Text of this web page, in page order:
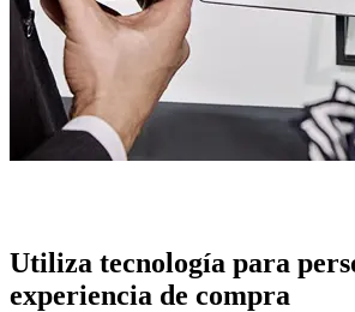
Utiliza tecnología para
experiencia de compra